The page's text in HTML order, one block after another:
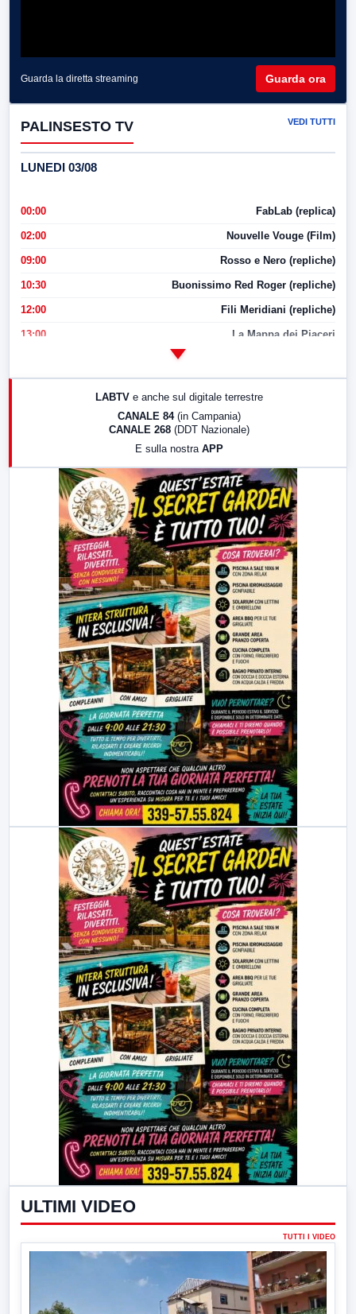
Guarda la diretta streaming Guarda ora
PALINSESTO TV VEDI TUTTI
LUNEDI 03/08
00:00 FabLab (replica)
02:00 Nouvelle Vouge (Film)
09:00 Rosso e Nero (repliche)
10:30 Buonissimo Red Roger (repliche)
12:00 Fili Meridiani (repliche)
13:00 La Mappa dei Piaceri
LabNews (replica)
LABTV e anche sul digitale terrestre
CANALE 84 (in Campania)
CANALE 268 (DDT Nazionale)
E sulla nostra APP
ULTIMI VIDEO
TUTTI I VIDEO